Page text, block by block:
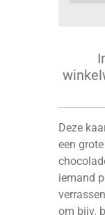
Deze
een
iemand
om bijv.